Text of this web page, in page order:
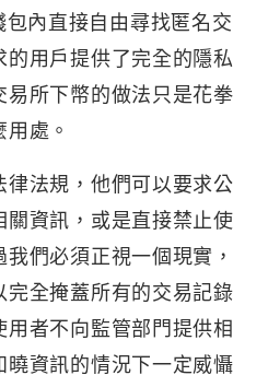
內直接自由尋找匿名交
用戶提供了完全的隱私
所下幣的做法只是花拳
處。
法規，他們可以要求公
關資訊，或是直接禁止使
們必須正視一個現實，
全掩蓋所有的交易記錄
者不向監管部門提供相
資訊的情況下一定威懾